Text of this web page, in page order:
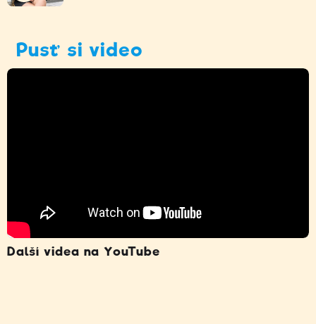
Pusť si video
Další videa na YouTube